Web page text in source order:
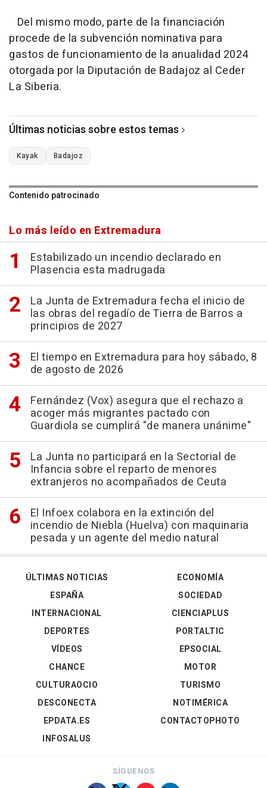
Del mismo modo, parte de la financiación
procede de la subvención nominativa para
gastos de funcionamiento de la anualidad 2024
otorgada por la Diputación de Badajoz al Ceder
La Siberia.
Últimas noticias sobre estos temas
Kayak Badajoz
Contenido patrocinado
Lo más leído en Extremadura
Estabilizado un incendio declarado en
Plasencia esta madrugada
La Junta de Extremadura fecha el inicio de
las obras del regadío de Tierra de Barros a
principios de 2027
El tiempo en Extremadura para hoy sábado, 8
de agosto de 2026
Fernández (Vox) asegura que el rechazo a
acoger más migrantes pactado con
Guardiola se cumplirá "de manera unánime"
La Junta no participará en la Sectorial de
Infancia sobre el reparto de menores
extranjeros no acompañados de Ceuta
El Infoex colabora en la extinción del
incendio de Niebla (Huelva) con maquinaria
pesada y un agente del medio natural
ÚLTIMAS NOTICIAS
ESPAÑA
INTERNACIONAL
DEPORTES
VÍDEOS
ECONOMÍA
SOCIEDAD
CIENCIAPLUS
PORTALTIC
EPSOCIAL
CHANCE
CULTURAOCIO
DESCONECTA
EPDATA.ES
INFOSALUS
MOTOR
TURISMO
NOTIMÉRICA
CONTACTOPHOTO
SÍGUENOS